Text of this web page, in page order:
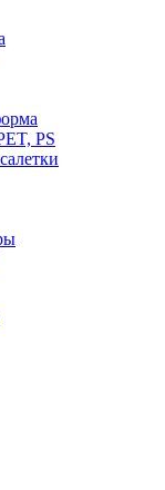
PS